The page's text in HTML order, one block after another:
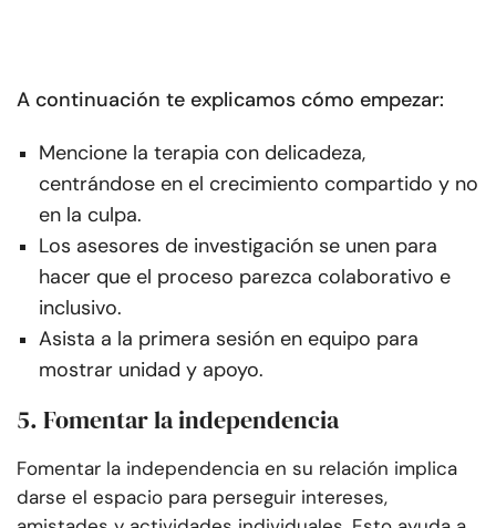
A continuación te explicamos cómo empezar:
Mencione la terapia con delicadeza,
centrándose en el crecimiento compartido y no
en la culpa.
Los asesores de investigación se unen para
hacer que el proceso parezca colaborativo e
inclusivo.
Asista a la primera sesión en equipo para
mostrar unidad y apoyo.
5. Fomentar la independencia
Fomentar la independencia en su relación implica
darse el espacio para perseguir intereses,